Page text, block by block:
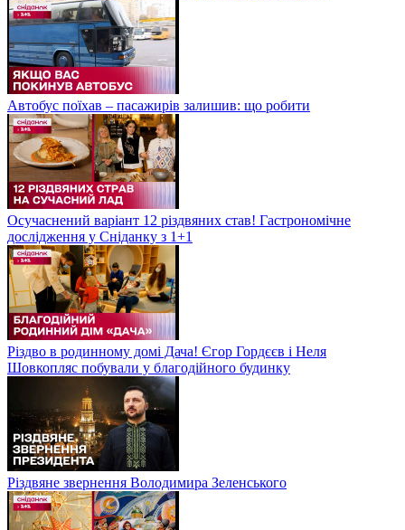
Автобус поїхав – пасажирів залишив: що робити
Осучаснений варіант 12 різдвяних став! Гастрономічне
дослідження у Сніданку з 1+1
Різдво в родинному домі Дача! Єгор Гордєєв і Неля
Шовкопляс побували у благодійного будинку
Різдвяне звернення Володимира Зеленського